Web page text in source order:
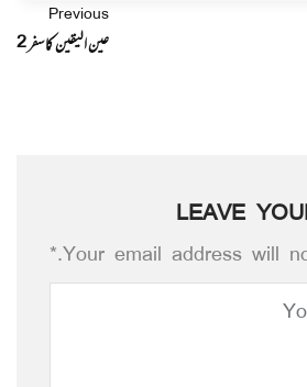
Previous
عین الیقین کا سفر 2
LEAVE
Your email address will